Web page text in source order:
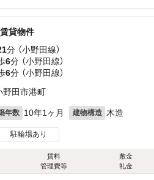
貸物件
分 （小野田線）
6分 （小野田線）
6分 （小野田線）
野田市港町
年数 10年1ヶ月 建物構造 木造
駐輪場あり
賃料
管理費等
敷金
礼金